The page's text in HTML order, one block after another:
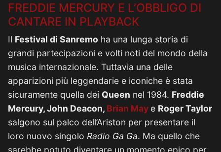
FREDDIE MERCURY E L’OBBLIGO DI
CANTARE IN PLAYBACK
Il Festival di Sanremo ha una lunga storia di
grandi partecipazioni e volti noti del mondo della
musica internazionale. Tuttavia una delle
apparizioni più leggendarie e iconiche è stata
sicuramente quella dei Queen nel 1984. Freddie
Mercury, John Deacon, Brian May e Roger Taylor
salgono sul palco dell’Ariston per presentare il
loro nuovo singolo Radio Ga Ga. Ma quello che
sarebbe potuto diventare un momento epico per